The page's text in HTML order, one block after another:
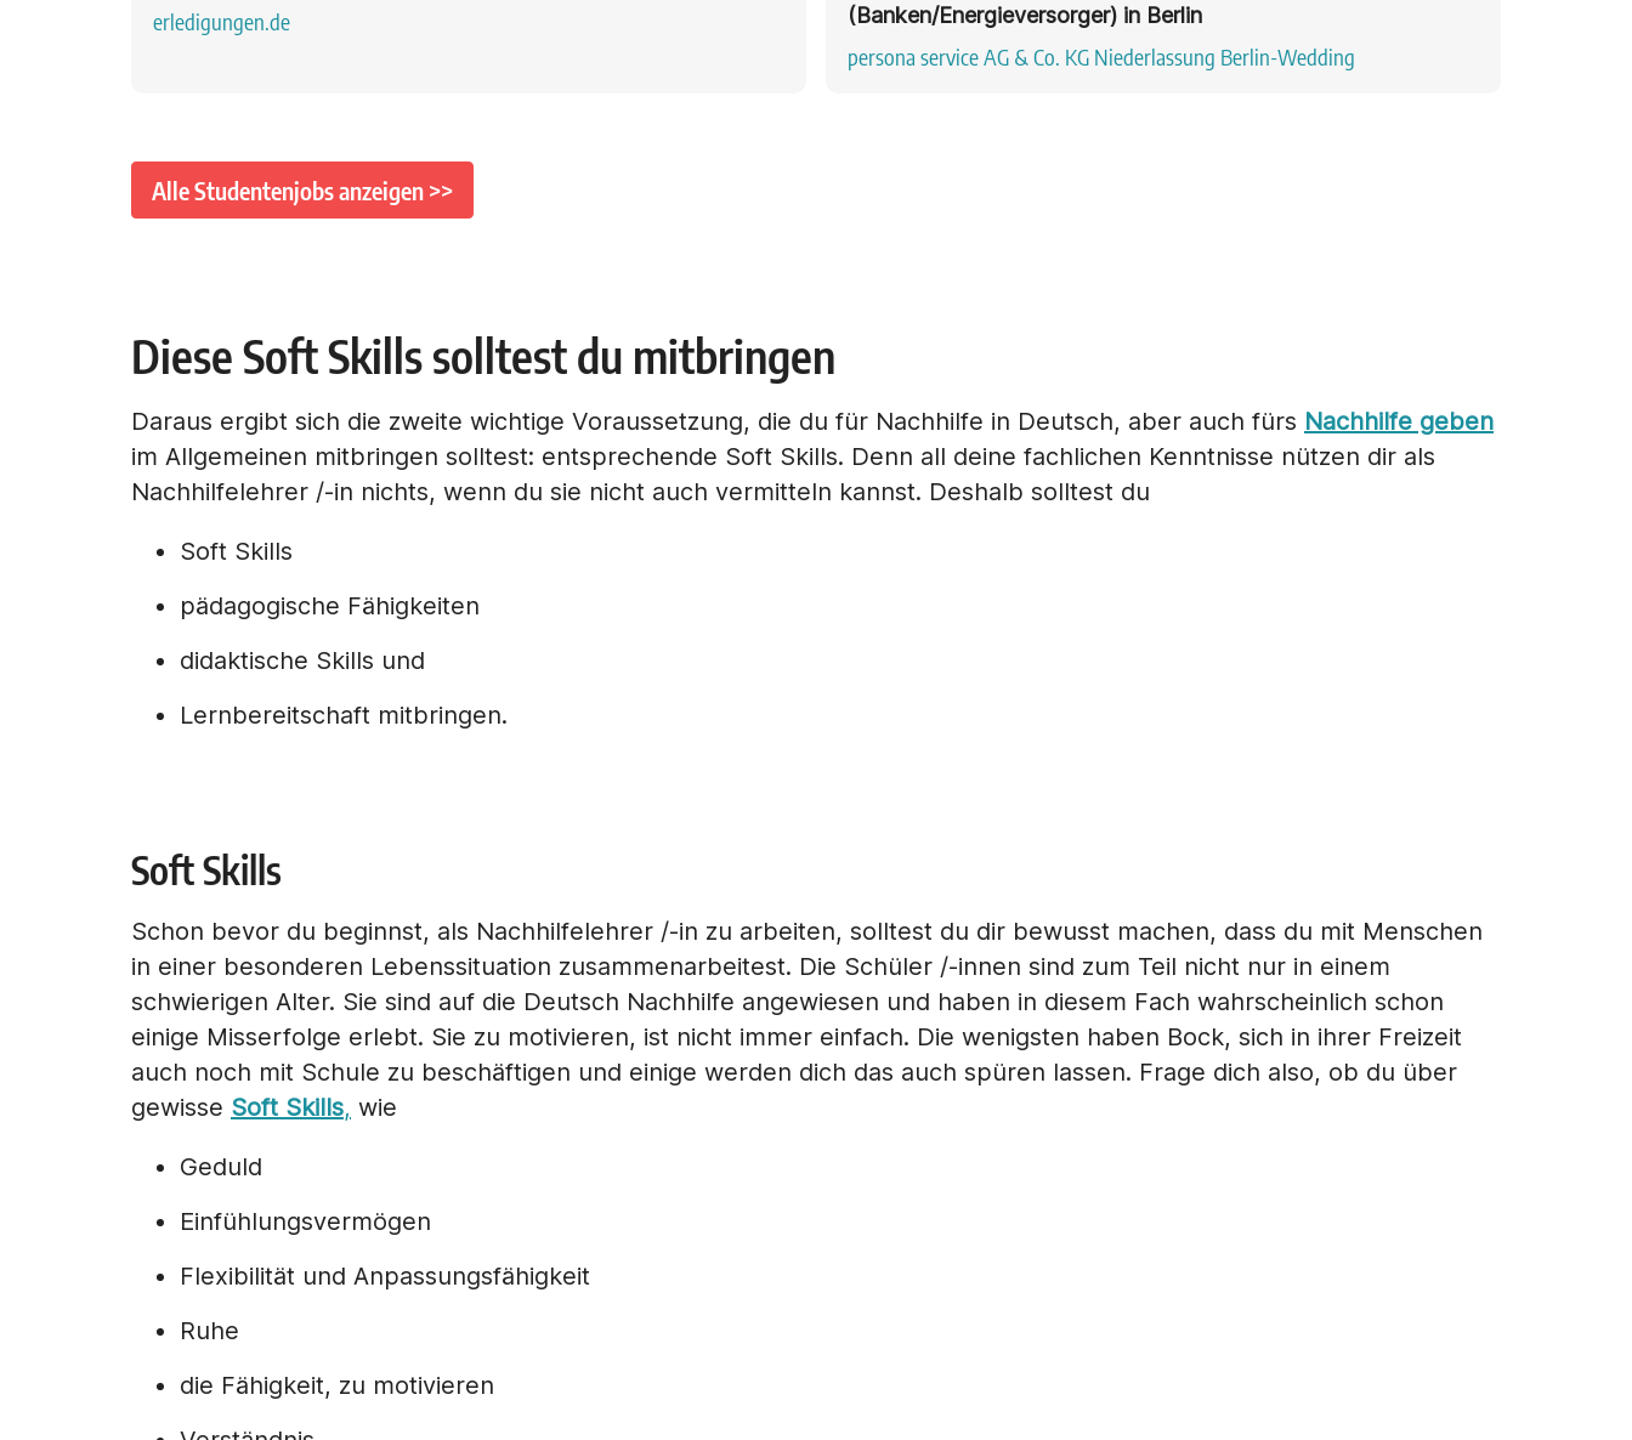
erledigungen.de
(Banken/Energieversorger) in Berlin
persona service AG & Co. KG Niederlassung Berlin-Wedding
Alle Studentenjobs anzeigen >>
Diese Soft Skills solltest du mitbringen
Daraus ergibt sich die zweite wichtige Voraussetzung, die du für Nachhilfe in Deutsch, aber auch fürs Nachhilfe geben
im Allgemeinen mitbringen solltest: entsprechende Soft Skills. Denn all deine fachlichen Kenntnisse nützen dir als
Nachhilfelehrer /-in nichts, wenn du sie nicht auch vermitteln kannst. Deshalb solltest du
Soft Skills
pädagogische Fähigkeiten
didaktische Skills und
Lernbereitschaft mitbringen.
Soft Skills
Schon bevor du beginnst, als Nachhilfelehrer /-in zu arbeiten, solltest du dir bewusst machen, dass du mit Menschen
in einer besonderen Lebenssituation zusammenarbeitest. Die Schüler /-innen sind zum Teil nicht nur in einem
schwierigen Alter. Sie sind auf die Deutsch Nachhilfe angewiesen und haben in diesem Fach wahrscheinlich schon
einige Misserfolge erlebt. Sie zu motivieren, ist nicht immer einfach. Die wenigsten haben Bock, sich in ihrer Freizeit
auch noch mit Schule zu beschäftigen und einige werden dich das auch spüren lassen. Frage dich also, ob du über
gewisse Soft Skills, wie
Geduld
Einfühlungsvermögen
Flexibilität und Anpassungsfähigkeit
Ruhe
die Fähigkeit, zu motivieren